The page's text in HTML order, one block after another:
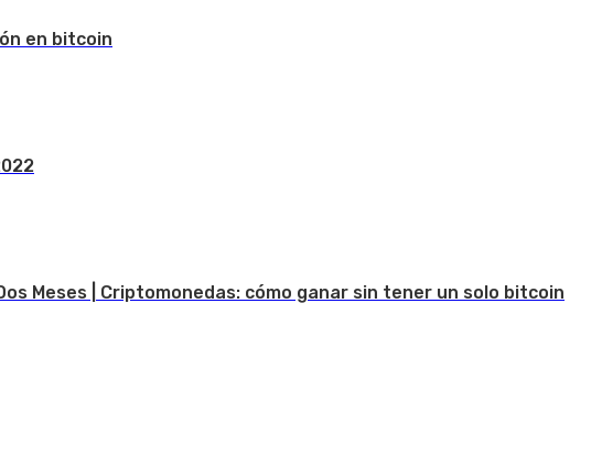
en bitcoin
Meses | Criptomonedas: cómo ganar sin tener un solo bitcoin